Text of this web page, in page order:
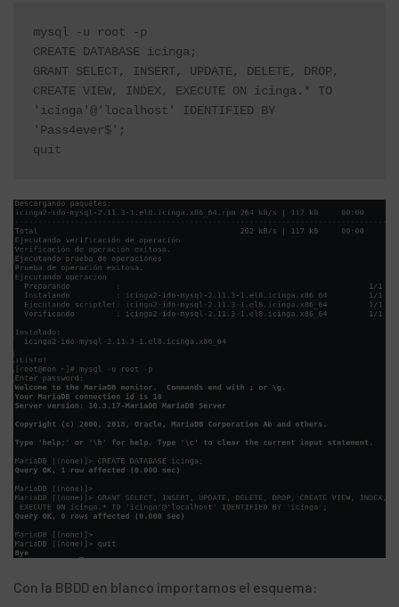
mysql -u root -p
CREATE DATABASE icinga;
GRANT SELECT, INSERT, UPDATE, DELETE, DROP,
CREATE VIEW, INDEX, EXECUTE ON icinga.* TO
'icinga'@'localhost' IDENTIFIED BY
'Pass4ever$';
quit
Con la BBDD en blanco importamos el esquema: